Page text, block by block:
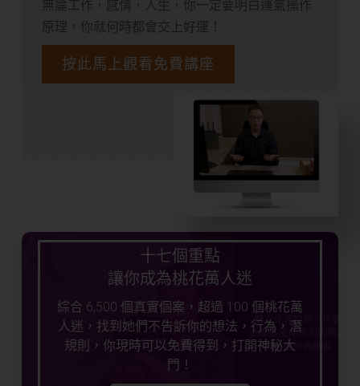
無論工作，感情，人生，你一定要明白運氣操作
原理，你就何時都會交上好運！
按此馬上觀看免費講座
十七個重點
讓你成為桃花萬人迷
綜合 6,500 個真實個案，超過 100 個桃花萬
人迷，找到她們不告訴你的想法，行為，潛
規則，你現時可以免費得到，打開神秘大
門！